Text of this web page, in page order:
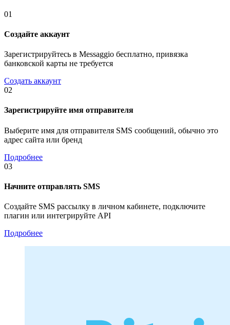
01
Создайте аккаунт
Зарегистрируйтесь в Messaggio бесплатно, привязка
банковской карты не требуется
Создать аккаунт
02
Зарегистрируйте имя отправителя
Выберите имя для отправителя SMS сообщений, обычно это
адрес сайта или бренд
Подробнее
03
Начните отправлять SMS
Создайте SMS рассылку в личном кабинете, подключите
плагин или интегрируйте API
Подробнее